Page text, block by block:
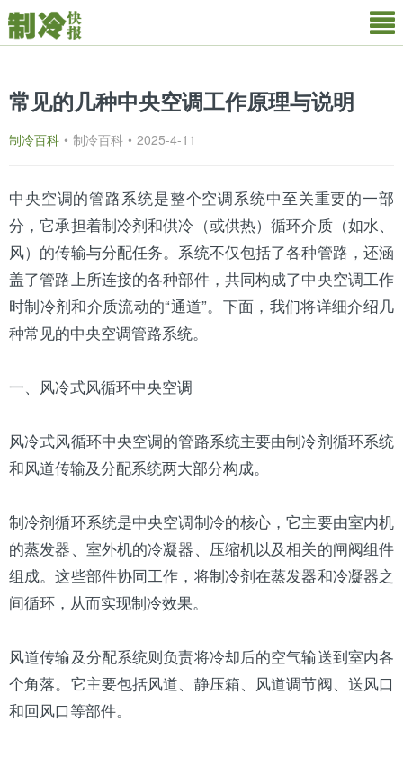
常见的几种中央空调工作原理与说明
制冷百科 • 制冷百科 • 2025-4-11
中央空调的管路系统是整个空调系统中至关重要的一部
分，它承担着制冷剂和供冷（或供热）循环介质（如水、
风）的传输与分配任务。系统不仅包括了各种管路，还涵
盖了管路上所连接的各种部件，共同构成了中央空调工作
时制冷剂和介质流动的“通道”。下面，我们将详细介绍几
种常见的中央空调管路系统。
一、风冷式风循环中央空调
风冷式风循环中央空调的管路系统主要由制冷剂循环系统
和风道传输及分配系统两大部分构成。
制冷剂循环系统是中央空调制冷的核心，它主要由室内机
的蒸发器、室外机的冷凝器、 压缩机以及相关的闸阀组件
组成。这些部件协同工作，将制冷剂在蒸发器和冷凝器之
间循环，从而实现制冷效果。
风道传输及分配系统则负责将冷却后的空气输送到室内各
个角落。它主要包括风道、静压箱、风道调节阀、送风口
和回风口等部件。